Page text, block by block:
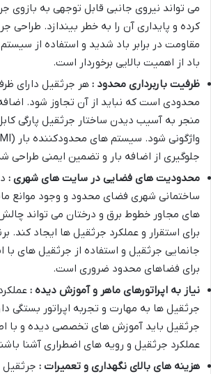
می تواند نیروی جانبی قابل توجهی به بازوی
کرده و پایداری آن را به خطر بیندازد. طراحی
مقاومت در برابر باد شدید و استفاده از
باد از اهمیت بالایی برخوردار است.
ظرفیت باربرداری محدود : هر جرثقیل دارای
محدودی است که نباید از آن تجاوز شود.
منجر به آسیب دیدن ساختار جرثقیل پارگی
جلوگیری از اضافه بار و تضمین ایمنی طراحی
محدودیت های فضایی در سایت های شهری :
ساختمانی شهری فضای محدود و وجود موانع
های مجاور خطوط برق و درختان می تواند
برای استقرار و عملکرد جرثقیل ها ایجاد کند.
جانمایی جرثقیل و استفاده از جرثقیل های با
برای فضاهای محدود ضروری است.
نیاز به اپراتورهای ماهر و آموزش دیده :
جرثقیل ها به مهارت و تجربه اپراتور بستگی
جرثقیل باید آموزش های تخصصی دیده و با
عملکرد جرثقیل و رویه های اضطراری آشنا
هزینه های بالای نگهداری و تعمیرات : جرثقیل